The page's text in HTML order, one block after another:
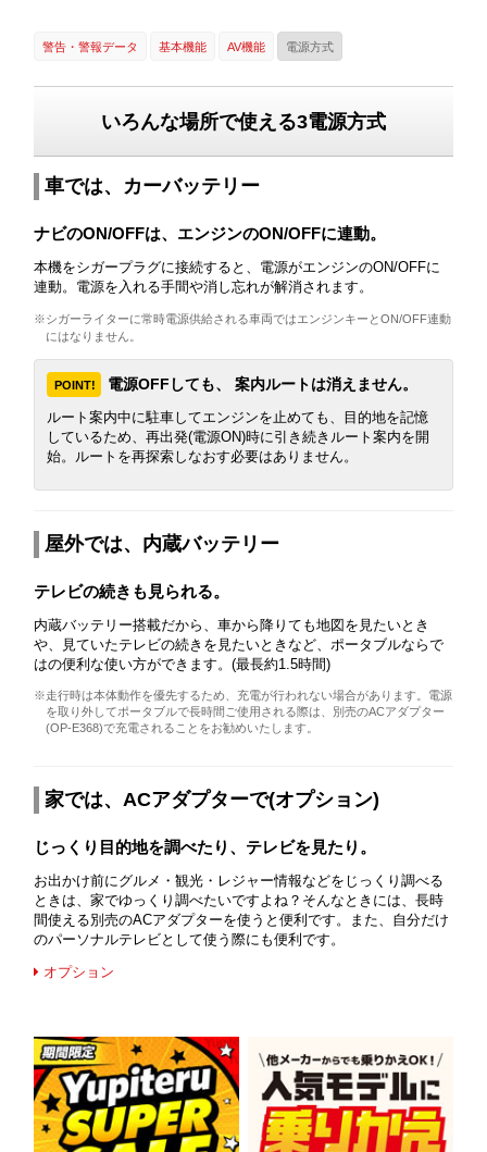
警告・警報データ 基本機能 AV機能 電源方式
いろんな場所で使える3電源方式
車では、カーバッテリー
ナビのON/OFFは、エンジンのON/OFFに連動。
本機をシガープラグに接続すると、電源がエンジンのON/OFFに
連動。電源を入れる手間や消し忘れが解消されます。
※シガーライターに常時電源供給される車両ではエンジンキーとON/OFF連動
にはなりません。
POINT! 電源OFFしても、 案内ルートは消えません。
ルート案内中に駐車してエンジンを止めても、目的地を記憶
しているため、再出発(電源ON)時に引き続きルート案内を開
始。ルートを再探索しなおす必要はありません。
屋外では、内蔵バッテリー
テレビの続きも見られる。
内蔵バッテリー搭載だから、車から降りても地図を見たいとき
や、見ていたテレビの続きを見たいときなど、ポータブルならで
はの便利な使い方ができます。(最長約1.5時間)
※走行時は本体動作を優先するため、充電が行われない場合があります。電源
を取り外してポータブルで長時間ご使用される際は、別売のACアダプター
(OP-E368)で充電されることをお勧めいたします。
家では、ACアダプターで(オプション)
じっくり目的地を調べたり、テレビを見たり。
お出かけ前にグルメ・観光・レジャー情報などをじっくり調べる
ときは、家でゆっくり調べたいですよね？そんなときには、長時
間使える別売のACアダプターを使うと便利です。また、自分だけ
のパーソナルテレビとして使う際にも便利です。
オプション